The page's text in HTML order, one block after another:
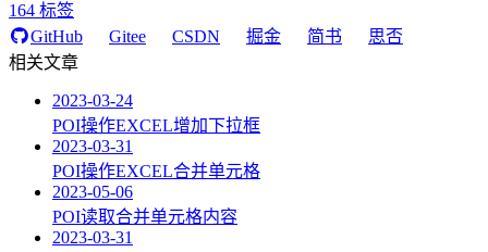
164 标签
GitHub
Gitee CSDN 掘金 简书
思否
相关文章
2023-03-24
POI操作EXCEL增加下拉框
2023-03-31
POI操作EXCEL合并单元格
2023-05-06
POI读取合并单元格内容
2023-03-31